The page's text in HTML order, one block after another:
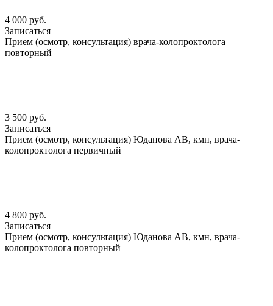
4 000 руб.
Записаться
Прием (осмотр, консультация) врача-колопроктолога
повторный
3 500 руб.
Записаться
Прием (осмотр, консультация) Юданова АВ, кмн, врача-
колопроктолога первичный
4 800 руб.
Записаться
Прием (осмотр, консультация) Юданова АВ, кмн, врача-
колопроктолога повторный